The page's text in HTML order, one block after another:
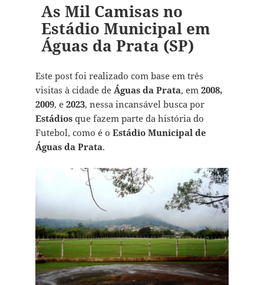
As Mil Camisas no
Estádio Municipal em
Águas da Prata (SP)
Este post foi realizado com base em três
visitas à cidade de Águas da Prata, em 2008,
2009, e 2023, nessa incansável busca por
Estádiosque fazem parte da história do
Futebol, como é o Estádio Municipal de
Águas da Prata.